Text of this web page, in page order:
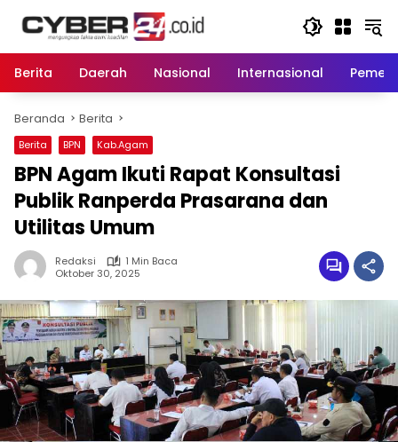
Berita
Daerah Nasional Internasional
Beranda Berita
Berita BPN Kab.Agam
BPN Agam Ikuti Rapat Konsultasi
Publik Ranperda Prasarana dan
Utilitas Umum
Redaksi
1 Min Baca
Oktober 30, 2025